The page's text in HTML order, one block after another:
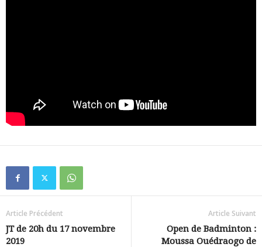
Article Précédent
JT de 20h du 17 novembre
2019
Article Suivant
Open de Badminton :
Moussa Ouédraogo de